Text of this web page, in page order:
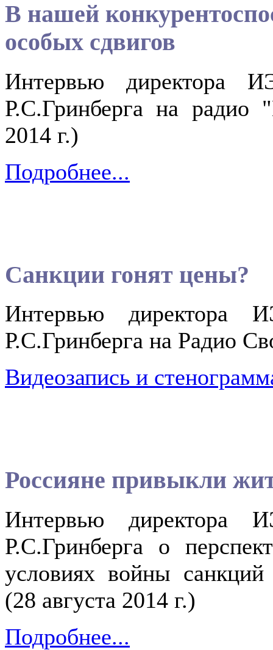
В нашей
особых сдвигов
Интервью директора
Р.С.Гринберга на радио
2014 г.)
Подробнее...
Санкции гонят цены?
Интервью директора
Р.С.Гринберга на Радио
Видеозапись и
Россияне привыкли
Интервью директора
Р.С.Гринберга о
условиях войны
(28 августа 2014 г.)
Подробнее...